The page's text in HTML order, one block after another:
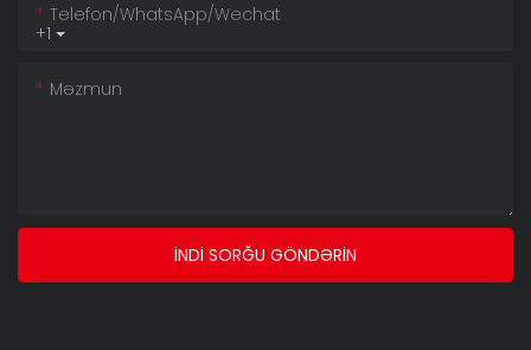
+1
Telefon/whatsApp/wechat
Məzmun
İNDI SORĞU GÖNDƏRIN